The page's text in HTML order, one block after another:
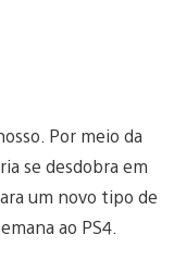
Por meio da
se desdobra em
um novo tipo de
ao PS4.